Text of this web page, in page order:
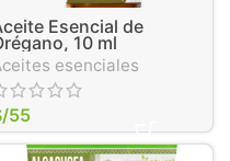
Esencial de
10 ml
esenciales
55